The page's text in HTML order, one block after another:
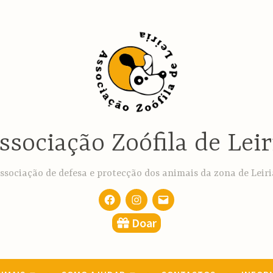
Zoófila de
de defesa e protecção dos animais da zona de
FacebookInstagram
email
Doar